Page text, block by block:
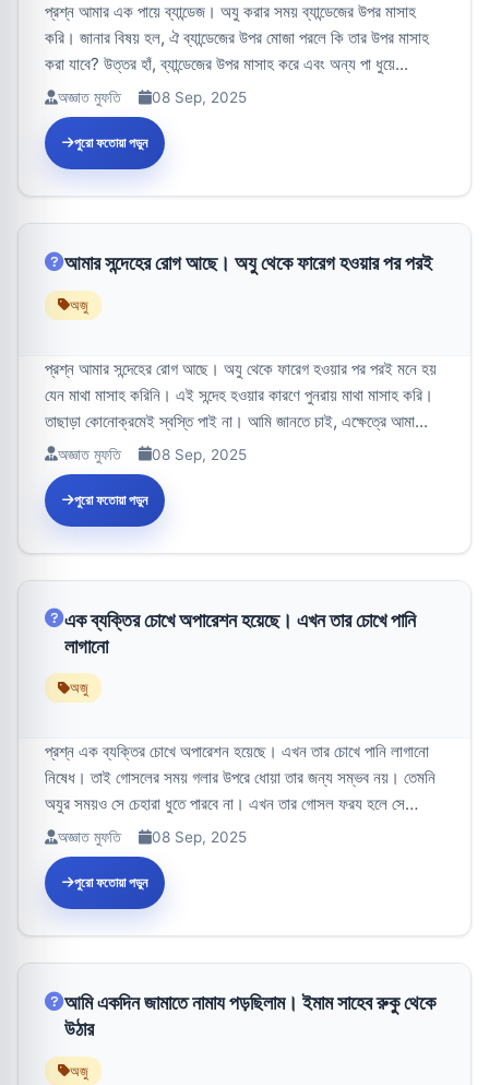
প্রশ্ন আমার এক পায়ে ব্যান্ডেজ। অযু করার সময় ব্যান্ডেজের উপর মাসাহ
করি। জানার বিষয় হল, ঐ ব্যান্ডেজের উপর মোজা পরলে কি তার উপর মাসাহ
করা যাবে? উত্তর হাঁ, ব্যান্ডেজের উপর মাসাহ করে এবং অন্য পা ধুয়ে...
অজ্ঞাত মুফতি 08 Sep, 2025
পুরো ফতোয়া পড়ুন
আমার সন্দেহের রোগ আছে। অযু থেকে ফারেগ হওয়ার পর পরই
অজু
প্রশ্ন আমার সন্দেহের রোগ আছে। অযু থেকে ফারেগ হওয়ার পর পরই মনে হয়
যেন মাথা মাসাহ করিনি। এই সন্দেহ হওয়ার কারণে পুনরায় মাথা মাসাহ করি।
তাছাড়া কোনোক্রমেই স্বস্তি পাই না। আমি জানতে চাই, এক্ষেত্রে আমা...
অজ্ঞাত মুফতি 08 Sep, 2025
পুরো ফতোয়া পড়ুন
এক ব্যক্তির চোখে অপারেশন হয়েছে। এখন তার চোখে পানি
লাগানো
অজু
প্রশ্ন এক ব্যক্তির চোখে অপারেশন হয়েছে। এখন তার চোখে পানি লাগানো
নিষেধ। তাই গোসলের সময় গলার উপরে ধোয়া তার জন্য সম্ভব নয়। তেমনি
অযুর সময়ও সে চেহারা ধুতে পারবে না। এখন তার গোসল ফরয হলে সে
কীভাবে গো...
অজ্ঞাত মুফতি 08 Sep, 2025
পুরো ফতোয়া পড়ুন
আমি একদিন জামাতে নামায পড়ছিলাম। ইমাম সাহেব রুকু থেকে
উঠার
অজু